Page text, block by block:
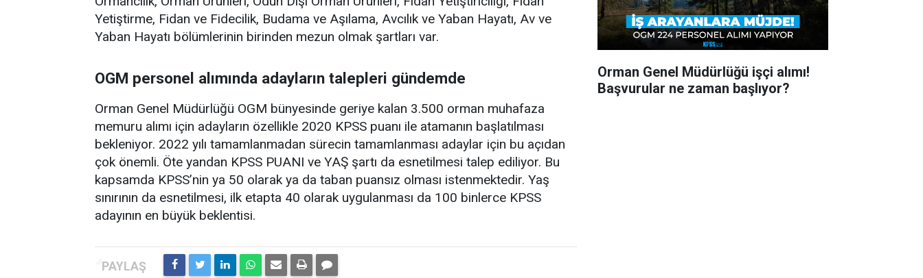
Yetiştirme, Fidan ve Fidecilik, Budama ve Aşılama, Avcılık ve Yaban Hayatı, Av ve
Yaban Hayatı bölümlerinin birinden mezun olmak şartları var.
OGM personel alımında adayların talepleri gündemde
Orman Genel Müdürlüğü OGM bünyesinde geriye kalan 3.500 orman muhafaza
memuru alımı için adayların özellikle 2020 KPSS puanı ile atamanın başlatılması
bekleniyor. 2022 yılı tamamlanmadan sürecin tamamlanması adaylar için bu açıdan
çok önemli. Öte yandan KPSS PUANI ve YAŞ şartı da esnetilmesi talep ediliyor. Bu
kapsamda KPSS’nin ya 50 olarak ya da taban puansız olması istenmektedir. Yaş
sınırının da esnetilmesi, ilk etapta 40 olarak uygulanması da 100 binlerce KPSS
adayının en büyük beklentisi.
Orman Genel Müdürlüğü işçi alımı!
Başvurular ne zaman başlıyor?